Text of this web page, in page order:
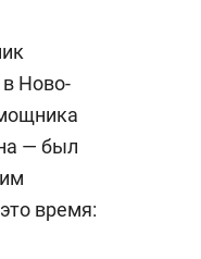
Ново-
— был
время: